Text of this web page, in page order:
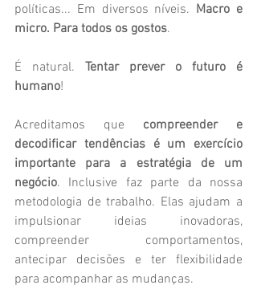
políticas... Em diversos níveis. Macro e
micro. Para todos os gostos.
É natural. Tentar prever o futuro é
humano!
Acreditamos que compreender e
decodificar tendências é um exercício
importante para a estratégia de um
negócio. Inclusive faz parte da nossa
metodologia de trabalho. Elas ajudam a
impulsionar ideias inovadoras,
compreender comportamentos,
antecipar decisões e ter flexibilidade
para acompanhar as mudanças.